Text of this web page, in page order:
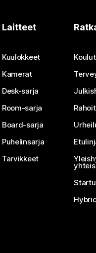
Laitteet
Kuulokkeet
Kamerat
Desk-sarja
Room-sarja
Board-sarja
Puhelinsarja
Tarvikkeet